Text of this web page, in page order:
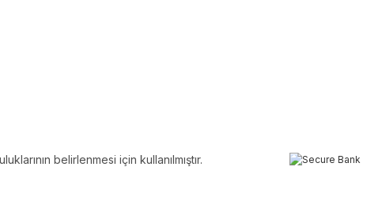
belirlenmesi için kullanılmıştır.